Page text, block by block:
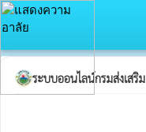
ระบบออนไลน์กรมส่งเสริม